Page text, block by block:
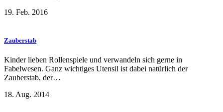
19. Feb. 2016
Zauberstab
Kinder lieben Rollenspiele und verwandeln sich gerne in
Fabelwesen. Ganz wichtiges Utensil ist dabei natürlich der
Zauberstab, der…
18. Aug. 2014